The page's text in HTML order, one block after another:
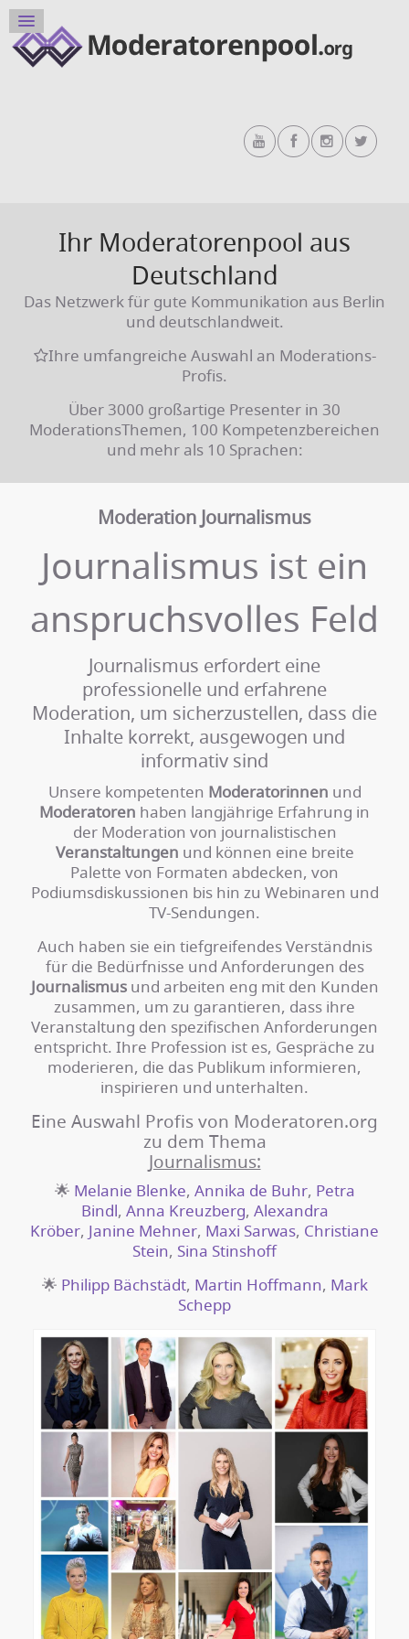
Ihr Moderatorenpool aus
Deutschland
Das Netzwerk für gute Kommunikation aus Berlin
und deutschlandweit.
Ihre umfangreiche Auswahl an Moderations-
Profis.
Über 3000 großartige Presenter in 30
ModerationsThemen, 100 Kompetenzbereichen
und mehr als 10 Sprachen:
Moderation Journalismus
Journalismus ist ein
anspruchsvolles Feld
Journalismus erfordert eine
professionelle und erfahrene
Moderation, um sicherzustellen, dass die
Inhalte korrekt, ausgewogen und
informativ sind
Unsere kompetenten Moderatorinnen und
Moderatoren haben langjährige Erfahrung in
der Moderation von journalistischen
Veranstaltungen und können eine breite
Palette von Formaten abdecken, von
Podiumsdiskussionen bis hin zu Webinaren und
TV-Sendungen.
Auch haben sie ein tiefgreifendes Verständnis
für die Bedürfnisse und Anforderungen des
Journalismusund arbeiten eng mit den Kunden
zusammen, um zu garantieren, dass ihre
Veranstaltung den spezifischen Anforderungen
entspricht. Ihre Profession ist es, Gespräche zu
moderieren, die das Publikum informieren,
inspirieren und unterhalten.
Eine Auswahl Profis von Moderatoren.org
zu dem Thema
Journalismus:
🌟 Melanie Blenke, Annika de Buhr, Petra
Bindl, Anna Kreuzberg, Alexandra
Kröber, Janine Mehner, Maxi Sarwas, Christiane
Stein, Sina Stinshoff
🌟 Philipp Bächstädt, Martin Hoffmann, Mark
Schepp